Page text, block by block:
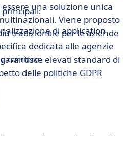
una soluzione unica
Viene proposto
tradizionale per le aziende
dedicata alle agenzie
elevati standard di
delle politiche GDPR
di application
carriere
note durante il colloquio